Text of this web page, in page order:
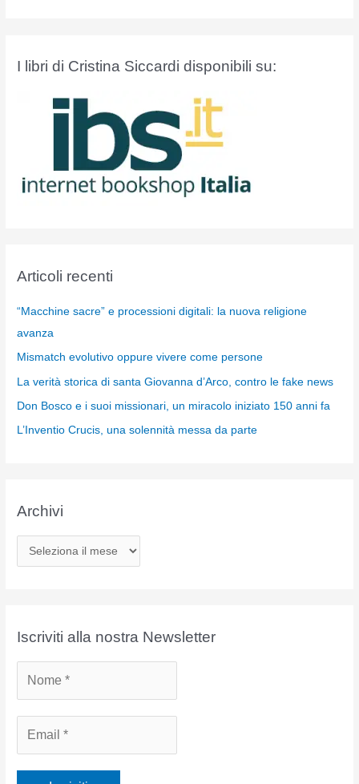
I libri di Cristina Siccardi disponibili su:
Articoli recenti
“Macchine sacre” e processioni digitali: la nuova religione
avanza
Mismatch evolutivo oppure vivere come persone
La verità storica di santa Giovanna d’Arco, contro le fake news
Don Bosco e i suoi missionari, un miracolo iniziato 150 anni fa
L’Inventio Crucis, una solennità messa da parte
Archivi
r
iIscriviti alla nostra Newsletter